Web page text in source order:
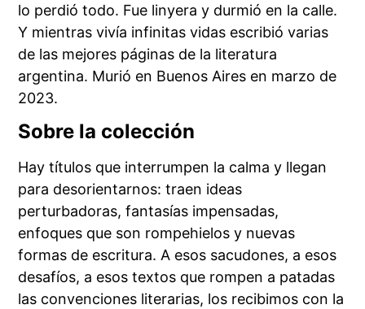
lo perdió todo. Fue linyera y durmió en la calle.
Y mientras vivía infinitas vidas escribió varias
de las mejores páginas de la literatura
argentina. Murió en Buenos Aires en marzo de
2023.
Sobre la colección
Hay títulos que interrumpen la calma y llegan
para desorientarnos: traen ideas
perturbadoras, fantasías impensadas,
enfoques que son rompehielos y nuevas
formas de escritura. A esos sacudones, a esos
desafíos, a esos textos que rompen a patadas
las convenciones literarias, los recibimos con la